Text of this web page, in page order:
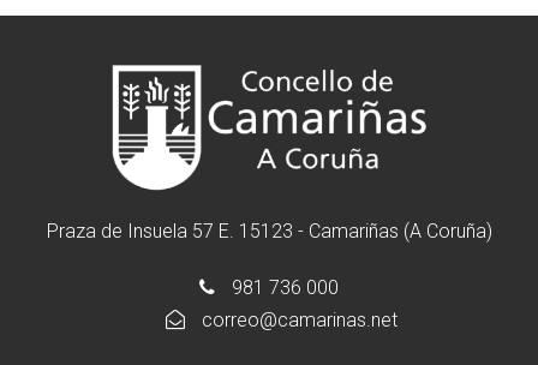
Praza de Insuela 57 E. 15123 - Camariñas (A Coruña)
981 736 000
correo@camarinas.net